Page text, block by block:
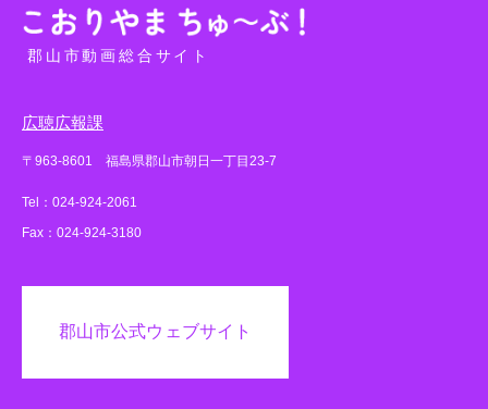
郡山市動画総合サイト
広聴広報課
〒963-8601 福島県郡山市朝日一丁目23-7
Tel：024-924-2061
Fax：024-924-3180
郡山市公式ウェブサイト